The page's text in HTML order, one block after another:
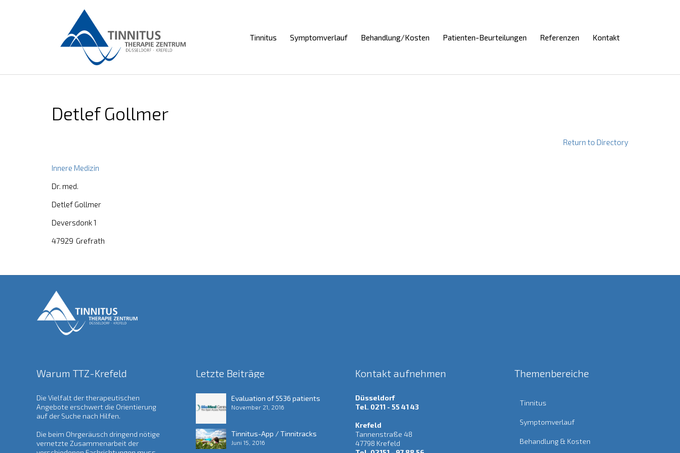
Tinnitus Symptomverlauf Behandlung/Kosten Patienten-Beurteilungen Referenzen Kontakt
Detlef Gollmer
Return to Directory
Innere Medizin
Dr. med.
Detlef Gollmer
Deversdonk 1
47929 Grefrath
Warum TTZ-Krefeld
Die Vielfalt der therapeutischen
Angebote erschwert die Orientierung
auf der Suche nach Hilfen.
Die beim Ohrgeräusch dringend nötige
vernetzte Zusammenarbeit der
Letzte Beiträge
Evaluation of 5536 patients
November 21, 2016
Tinnitus-App / Tinnitracks
Juni 15, 2016
Kontakt aufnehmen
Düsseldorf
Tel. 0211 - 55 41 43
Krefeld
Tannenstraße 48
47798 Krefeld
Themenbereiche
Tinnitus
Symptomverlauf
Behandlung & Kosten